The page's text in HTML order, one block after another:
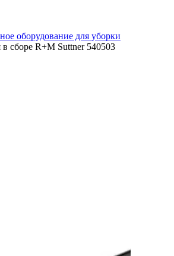
оборудование для уборки
сборе R+M Suttner 540503